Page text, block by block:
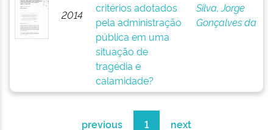
2014
critérios adotados
pela administração
pública em uma
situação de
tragédia e
calamidade?
Silva, Jorge
Gonçalves da
previous 1 next